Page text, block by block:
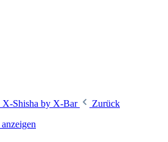
X-Shisha by X-Bar
Zurück